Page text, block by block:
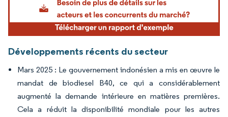
Développements récents du secteur
Mars 2025 : Le gouvernement indonésien a mis en œuvre le
mandat de biodiesel B40, ce qui a considérablement
augmenté la demande intérieure en matières premières.
Cela a réduit la disponibilité mondiale pour les autres